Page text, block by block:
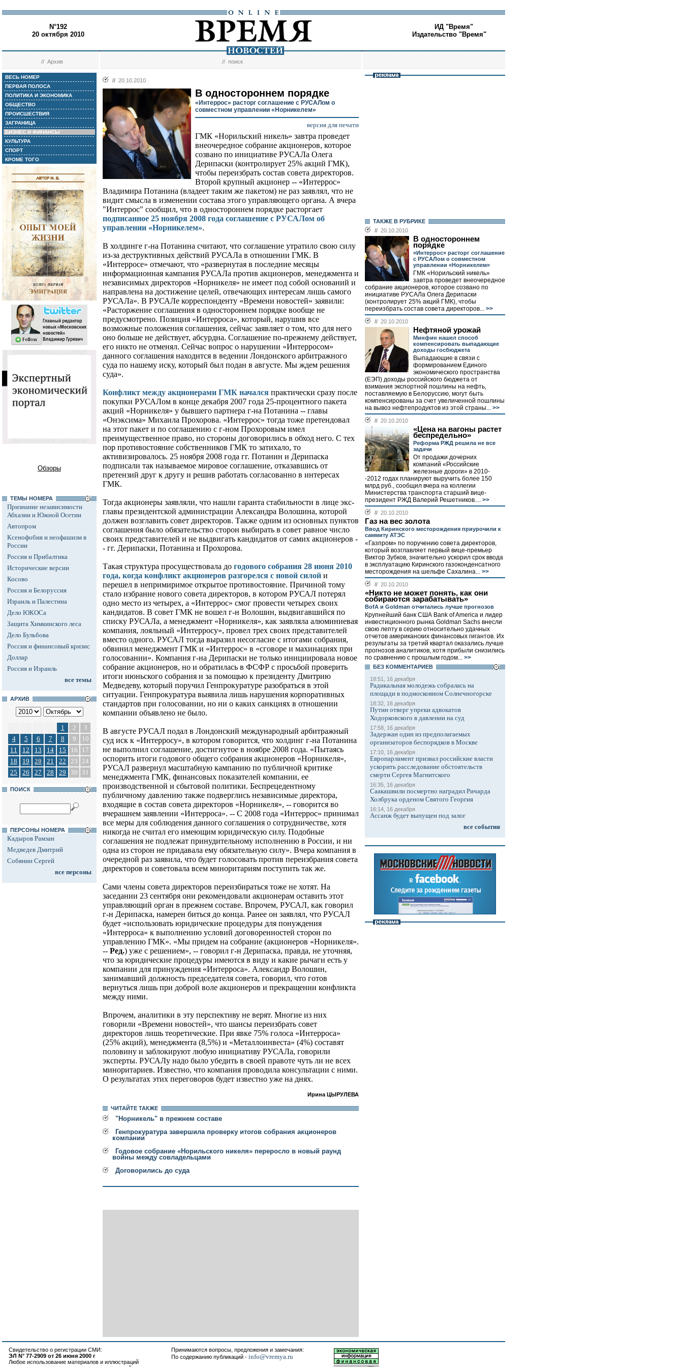
N°192
20 октября 2010
ИД "Время"
Издательство "Время"
//Архив //поиск
ВЕСЬ НОМЕР
ПЕРВАЯ ПОЛОСА
ПОЛИТИКА И ЭКОНОМИКА
ОБЩЕСТВО
ПРОИСШЕСТВИЯ
ЗАГРАНИЦА
БИЗНЕС И ФИНАНСЫ
КУЛЬТУРА
СПОРТ
КРОМЕ ТОГО
Обзоры
ТЕМЫ НОМЕРА
Признание независимости
Абхазии и Южной Осетии
Автопром
Ксенофобия и неофашизм в
России
Россия и Прибалтика
Исторические версии
Косово
Россия и Белоруссия
Израиль и Палестина
Дело ЮКОСа
Защита Химкинского леса
Дело Бульбова
Россия и финансовый кризис
Доллар
Россия и Израиль
все темы
АРХИВ
1 2
3
4
5 6 7 8 9
10
11
12 13 14 15 16
17
18
19 20 21 22 23 24
25
26 27 28 29 30 31
ПОИСК
ПЕРСОНЫ НОМЕРА
Кадыров Рамзан
Медведев Дмитрий
Собянин Сергей
все персоны
// 20.10.2010
В одностороннем порядке
«Интеррос» расторг соглашение с РУСАЛом о
совместном управлении «Норникелем»
версия для печати
ГМК «Норильский никель» завтра проведет
внеочередное собрание акционеров, которое
созвано по инициативе РУСАЛа Олега
Дерипаски (контролирует 25% акций ГМК),
чтобы переизбрать состав совета директоров.
Второй крупный акционер -- «Интеррос»
Владимира Потанина (владеет таким же пакетом) не раз заявлял, что не
видит смысла в изменении состава этого управляющего органа. А вчера
"Интеррос" сообщил, что в одностороннем порядке расторгает
подписанное 25 ноября 2008 года соглашение с РУСАЛом об
управлении «Норникелем».
В холдинге г-на Потанина считают, что соглашение утратило свою силу
из-за деструктивных действий РУСАЛа в отношении ГМК. В
«Интерросе» отмечают, что «развернутая в последние месяцы
информационная кампания РУСАЛа против акционеров, менеджмента и
независимых директоров «Норникеля» не имеет под собой оснований и
направлена на достижение целей, отвечающих интересам лишь самого
РУСАЛа». В РУСАЛе корреспонденту «Времени новостей» заявили:
«Расторжение соглашения в одностороннем порядке вообще не
предусмотрено. Позиция «Интерроса», который, нарушив все
возможные положения соглашения, сейчас заявляет о том, что для него
оно больше не действует, абсурдна. Соглашение по-прежнему действует,
его никто не отменял. Сейчас вопрос о нарушении «Интерросом»
данного соглашения находится в ведении Лондонского арбитражного
суда по нашему иску, который был подан в августе. Мы ждем решения
суда».
Конфликт между акционерами ГМК начался практически сразу после
покупки РУСАЛом в конце декабря 2007 года 25-процентного пакета
акций «Норникеля» у бывшего партнера г-на Потанина -- главы
«Онэксима» Михаила Прохорова. «Интеррос» тогда тоже претендовал
на этот пакет и по соглашению с г-ном Прохоровым имел
преимущественное право, но стороны договорились в обход него. С тех
пор противостояние собственников ГМК то затихало, то
активизировалось. 25 ноября 2008 года гг. Потанин и Дерипаска
подписали так называемое мировое соглашение, отказавшись от
претензий друг к другу и решив работать согласованно в интересах
ГМК.
Тогда акционеры заявляли, что нашли гаранта стабильности в лице экс-
главы президентской администрации Александра Волошина, которой
должен возглавить совет директоров. Также одним из основных пунктов
соглашения было обязательство сторон выбирать в совет равное число
своих представителей и не выдвигать кандидатов от самих акционеров -
- гг. Дерипаски, Потанина и Прохорова.
Такая структура просуществовала до годового собрания 28 июня 2010
года, когда конфликт акционеров разгорелся с новой силой и
перешел в непримиримое открытое противостояние. Причиной тому
стало избрание нового совета директоров, в котором РУСАЛ потерял
одно место из четырех, а «Интеррос» смог провести четырех своих
кандидатов. В совет ГМК не вошел г-н Волошин, выдвигавшийся по
списку РУСАЛа, а менеджмент «Норникеля», как заявляла алюминиевая
компания, лояльный «Интерросу», провел трех своих представителей
вместо одного. РУСАЛ тогда выразил несогласие с итогами собрания,
обвинил менеджмент ГМК и «Интеррос» в «сговоре и махинациях при
голосовании». Компания г-на Дерипаски не только инициировала новое
собрание акционеров, но и обратилась в ФСФР с просьбой проверить
итоги июньского собрания и за помощью к президенту Дмитрию
Медведеву, который поручил Генпрокуратуре разобраться в этой
ситуации. Генпрокуратура выявила лишь нарушения корпоративных
стандартов при голосовании, но ни о каких санкциях в отношении
компании объявлено не было.
В августе РУСАЛ подал в Лондонский международный арбитражный
суд иск к «Интерросу», в котором говорится, что холдинг г-на Потанина
не выполнил соглашение, достигнутое в ноябре 2008 года. «Пытаясь
оспорить итоги годового общего собрания акционеров «Норникеля»,
РУСАЛ развернул масштабную кампанию по публичной критике
менеджмента ГМК, финансовых показателей компании, ее
производственной и сбытовой политики. Беспрецедентному
публичному давлению также подверглись независимые директора,
входящие в состав совета директоров «Норникеля», -- говорится во
вчерашнем заявлении «Интерроса». -- С 2008 года «Интеррос» принимал
все меры для соблюдения данного соглашения о сотрудничестве, хотя
никогда не считал его имеющим юридическую силу. Подобные
соглашения не подлежат принудительному исполнению в России, и ни
одна из сторон не придавала ему обязательную силу». Вчера компания в
очередной раз заявила, что будет голосовать против переизбрания совета
директоров и советовала всем миноритариям поступить так же.
Сами члены совета директоров переизбираться тоже не хотят. На
заседании 23 сентября они рекомендовали акционерам оставить этот
управляющий орган в прежнем составе. Впрочем, РУСАЛ, как говорил
г-н Дерипаска, намерен биться до конца. Ранее он заявлял, что РУСАЛ
будет «использовать юридические процедуры для понуждения
«Интерроса» к выполнению условий договоренностей сторон по
управлению ГМК». «Мы придем на собрание (акционеров «Норникеля».
-- Ред.) уже с решением», -- говорил г-н Дерипаска, правда, не уточняя,
что за юридические процедуры имеются в виду и какие рычаги есть у
компании для принуждения «Интерроса». Александр Волошин,
занимавший должность председателя совета, говорил, что готов
вернуться лишь при доброй воле акционеров и прекращении конфликта
между ними.
Впрочем, аналитики в эту перспективу не верят. Многие из них
говорили «Времени новостей», что шансы переизбрать совет
директоров лишь теоретические. При явке 75% голоса «Интерроса»
(25% акций), менеджмента (8,5%) и «Металлоинвеста» (4%) составят
половину и заблокируют любую инициативу РУСАЛа, говорили
эксперты. РУСАЛу надо было убедить в своей правоте чуть ли не всех
миноритариев. Известно, что компания проводила консультации с ними.
О результатах этих переговоров будет известно уже на днях.
Ирина ЦЫРУЛЕВА
ЧИТАЙТЕ ТАКЖЕ
"Норникель" в прежнем составе
Генпрокуратура завершила проверку итогов собрания акционеров
компании
Годовое собрание «Норильского никеля» переросло в новый раунд
войны между совладельцами
Договорились до суда
ТАКЖЕ В РУБРИКЕ
// 20.10.2010
В одностороннем
порядке
«Интеррос» расторг соглашение
с РУСАЛом о совместном
управлении «Норникелем»
ГМК «Норильский никель»
завтра проведет внеочередное
собрание акционеров, которое созвано по
инициативе РУСАЛа Олега Дерипаски
(контролирует 25% акций ГМК), чтобы
переизбрать состав совета директоров... >>
// 20.10.2010
Нефтяной урожай
Минфин нашел способ
компенсировать выпадающие
доходы госбюджета
Выпадающие в связи с
формированием Единого
экономического пространства
(ЕЭП) доходы российского бюджета от
взимания экспортной пошлины на нефть,
поставляемую в Белоруссию, могут быть
компенсированы за счет увеличенной пошлины
на вывоз нефтепродуктов из этой страны... >>
// 20.10.2010
«Цена на вагоны растет
беспредельно»
Реформа РЖД решила не все
задачи
От продажи дочерних
компаний «Российские
железные дороги» в 2010-
-2012 годах планируют выручить более 150
млрд руб., сообщил вчера на коллегии
Министерства транспорта старший вице-
президент РЖД Валерий Решетников.... >>
// 20.10.2010
Газ на вес золота
Ввод Киринского месторождения приурочили к
саммиту АТЭС
«Газпром» по поручению совета директоров,
который возглавляет первый вице-премьер
Виктор Зубков, значительно ускорил срок ввода
в эксплуатацию Киринского газоконденсатного
месторождения на шельфе Сахалина... >>
// 20.10.2010
«Никто не может понять, как они
собираются зарабатывать»
BofA и Goldman отчитались лучше прогнозов
Крупнейший банк США Bank of America и лидер
инвестиционного рынка Goldman Sachs внесли
свою лепту в серию относительно удачных
отчетов американских финансовых гигантов. Их
результаты за третий квартал оказались лучше
прогнозов аналитиков, хотя прибыли снизились
по сравнению с прошлым годом... >>
БЕЗ КОМMЕНТАРИЕВ
18:51, 16 декабря
Радикальная молодежь собралась на
площади в подмосковном Солнечногорске
18:32, 16 декабря
Путин отверг упреки адвокатов
Ходорковского в давлении на суд
17:58, 16 декабря
Задержан один из предполагаемых
организаторов беспорядков в Москве
17:10, 16 декабря
Европарламент призвал российские власти
ускорить расследование обстоятельств
смерти Сергея Магнитского
16:35, 16 декабря
Саакашвили посмертно наградил Ричарда
Холбрука орденом Святого Георгия
16:14, 16 декабря
Ассанж будет выпущен под залог
все события
Свидетельство о регистрации СМИ:
ЭЛ N° 77-2909 от 26 июня 2000 г
Любое использование материалов и иллюстраций
Принимаются вопросы, предложения и замечания:
По содержанию публикаций - info@vremya.ru